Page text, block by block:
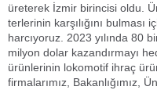
üreterek İzmir birincisi oldu.
terlerinin karşılığını
harcıyoruz. 2023 yılında 80
milyon dolar kazandırmayı
ürünlerinin lokomotif ihraç
firmalarımız, Bakanlığımız,